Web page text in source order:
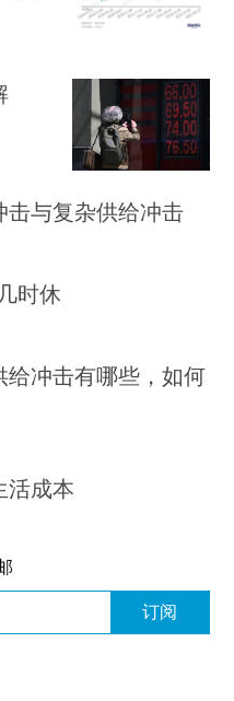
击与复杂供给冲击
时休
冲击有哪些，如何
活成本
订阅